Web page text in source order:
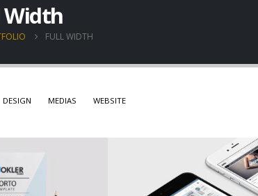
Width
FULL WIDTH
DESIGN MEDIAS WEBSITE